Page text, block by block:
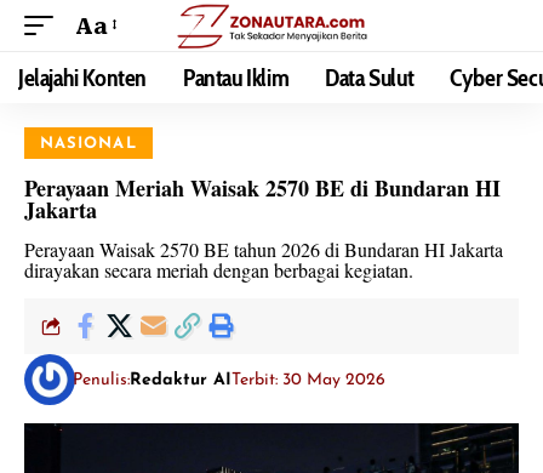
Aa
Jelajahi Konten Pantau Iklim Data Sulut Cyber
NASIONAL
Perayaan Meriah Waisak 2570 BE di Bundaran HI
Jakarta
Perayaan Waisak 2570 BE tahun 2026 di Bundaran HI Jakarta
dirayakan secara meriah dengan berbagai kegiatan.
Penulis: Redaktur AITerbit: 30 May 2026